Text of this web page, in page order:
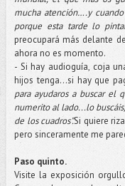
mucha atención….y
porque esta tarde lo
preocupará más delante
ahora no es momento.
- Si hay audioguía, coja
hijos tenga…si hay que
para ayudaros a buscar el
numerito al lado...lo
de los cuadros".Si quiere
pero sinceramente me
Paso quinto.
Visite la exposición